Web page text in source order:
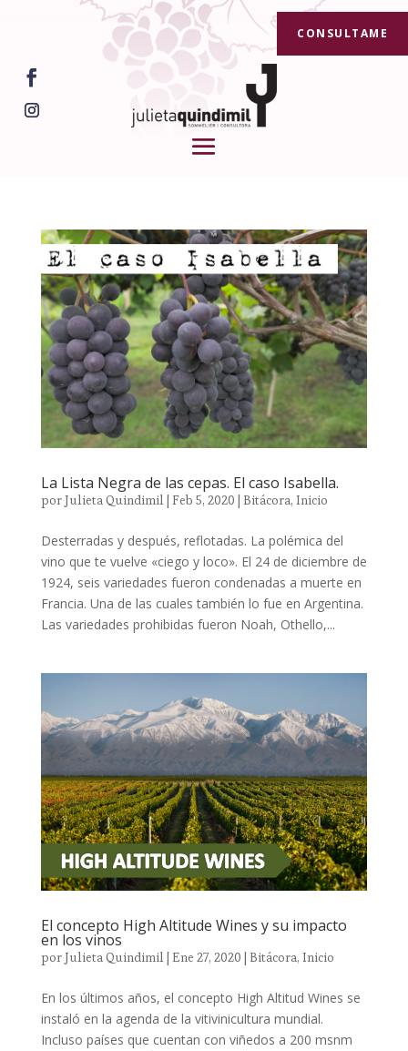
CONSULTAME
La Lista Negra de las cepas. El caso Isabella.
porJulieta Quindimil| Feb 5, 2020 | Bitácora, Inicio
Desterradas y después, reflotadas. La polémica del
vino que te vuelve «ciego y loco». El 24 de diciembre de
1924, seis variedades fueron condenadas a muerte en
Francia. Una de las cuales también lo fue en Argentina.
Las variedades prohibidas fueron Noah, Othello,...
El concepto High Altitude Wines y su impacto
en los vinos
porJulieta Quindimil| Ene 27, 2020 | Bitácora, Inicio
En los últimos años, el concepto High Altitud Wines se
instaló en la agenda de la vitivinicultura mundial.
Incluso países que cuentan con viñedos a 200 msnm